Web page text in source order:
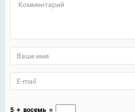
5 + восемь =